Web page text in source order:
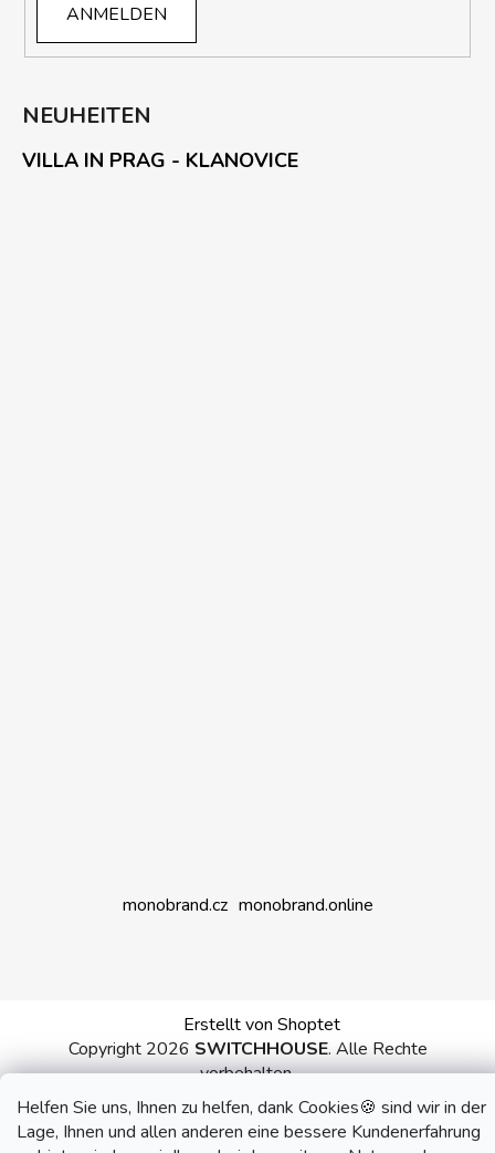
Helfen Sie uns, Ihnen zu helfen, dank Cookies🍪 sind wir in der
Lage, Ihnen und allen anderen eine bessere Kundenerfahrung
ANMELDEN
NEUHEITEN
VILLA IN PRAG - KLANOVICE
monobrand.cz monobrand.online
Erstellt von Shoptet
Copyright 2026 SWITCHHOUSE. Alle Rechte
vorbehalten.